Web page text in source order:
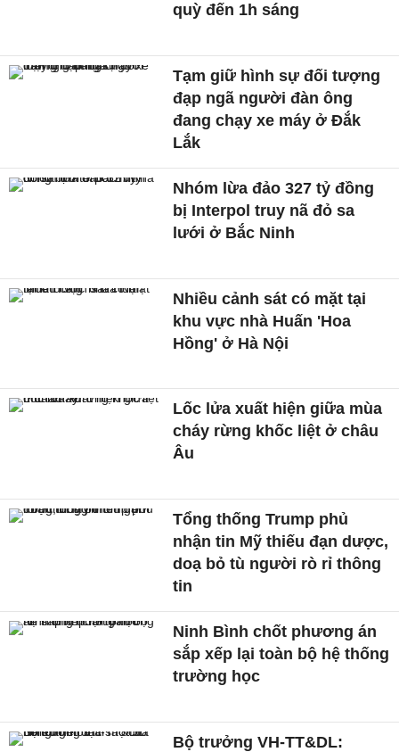
quỳ đến 1h sáng
Tạm giữ hình sự đối tượng
đạp ngã người đàn ông
đang chạy xe máy ở Đắk
Lắk
Nhóm lừa đảo 327 tỷ đồng
bị Interpol truy nã đỏ sa
lưới ở Bắc Ninh
Nhiều cảnh sát có mặt tại
khu vực nhà Huấn 'Hoa
Hồng' ở Hà Nội
Lốc lửa xuất hiện giữa mùa
cháy rừng khốc liệt ở châu
Âu
Tổng thống Trump phủ
nhận tin Mỹ thiếu đạn dược,
doạ bỏ tù người rò rỉ thông
tin
Ninh Bình chốt phương án
sắp xếp lại toàn bộ hệ thống
trường học
Bộ trưởng VH-TT&DL: